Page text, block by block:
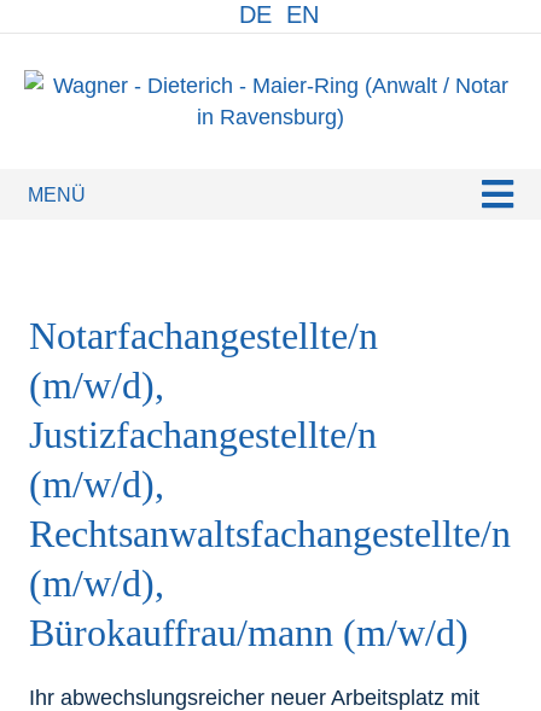
DE EN
Notarfachangestellte/n
(m/w/d),
Justizfachangestellte/n
(m/w/d),
Rechtsanwaltsfachangestellte/n
(m/w/d),
Bürokauffrau/mann (m/w/d)
Ihr abwechs­lungs­rei­cher neu­er Arbeits­platz mit